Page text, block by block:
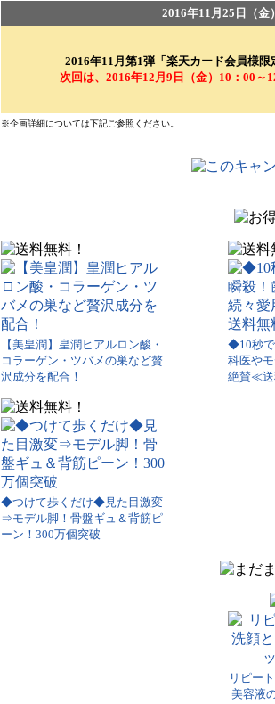
2016年11月25日（金
2016年11月第1弾「楽天カード会員様
次回は、2016年12月9日（金）10：00～
※企画詳細については下記ご参照ください。
【美皇潤】皇潤ヒアルロン酸・
コラーゲン・ツバメの巣など贅
沢成分を配合！
◆10秒
科医や
絶賛≪
◆つけて歩くだけ◆見た目激変
⇒モデル脚！骨盤ギュ＆背筋ピ
ーン！300万個突破
リピー
美容液